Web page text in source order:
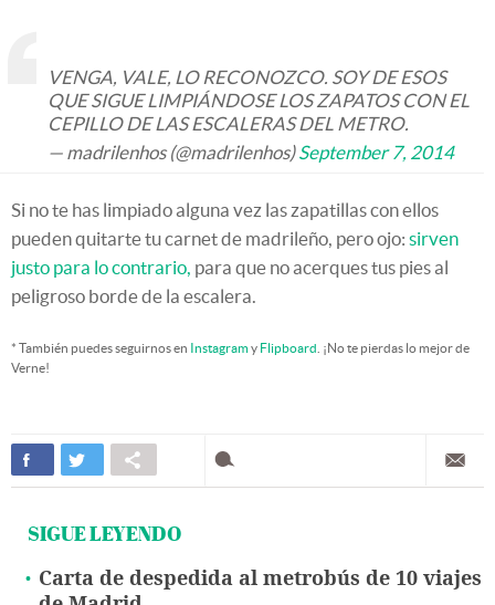
VENGA, VALE, LO RECONOZCO. SOY DE ESOS
QUE SIGUE LIMPIÁNDOSE LOS ZAPATOS CON EL
CEPILLO DE LAS ESCALERAS DEL METRO.
— madrilenhos (@madrilenhos)September 7, 2014
Si no te has limpiado alguna vez las zapatillas con ellos
pueden quitarte tu carnet de madrileño, pero ojo: sirven
justo para lo contrario, para que no acerques tus pies al
peligroso borde de la escalera.
* También puedes seguirnos en Instagramy Flipboard . ¡No te pierdas lo mejor de
Verne!
SIGUE LEYENDO
Carta de despedida al metrobús de 10 viajes